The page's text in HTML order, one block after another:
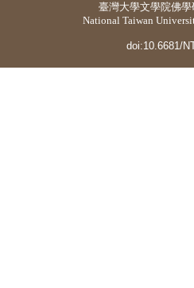
臺灣大學文學院佛
National Taiwan
doi:10.6681/